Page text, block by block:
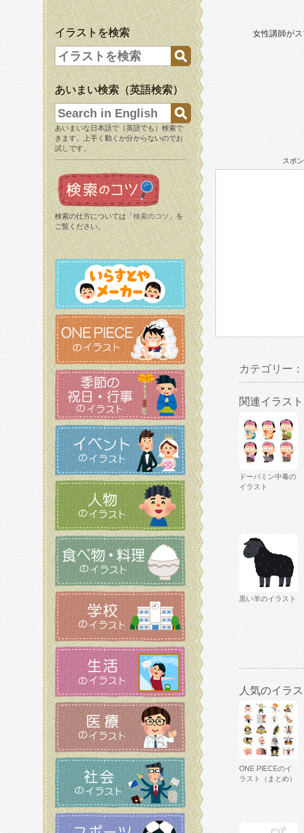
イラストを検索
あいまい検索（英語検索）
あいまいな日本語で（英語でも）検索で
きます。上手く動くか分からないのでお
試しです。
検索の仕方については「 検索のコツ 」を
ご覧ください。
女性講師が
スポ
カテゴリー：
関連イラスト
ドーパミン中毒の
イラスト
黒い羊のイラスト
人気のイラス
ONE PIECEのイ
ラスト（まとめ）